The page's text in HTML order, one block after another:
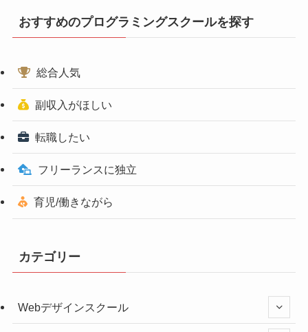
おすすめのプログラミングスクールを探す
総合人気
副収入がほしい
転職したい
フリーランスに独立
育児/働きながら
カテゴリー
Webデザインスクール